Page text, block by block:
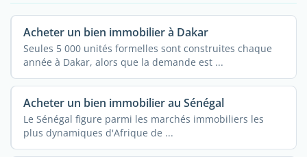
Acheter un bien immobilier à Dakar
Seules 5 000 unités formelles sont construites chaque
année à Dakar, alors que la demande est ...
Acheter un bien immobilier au Sénégal
Le Sénégal figure parmi les marchés immobiliers les
plus dynamiques d'Afrique de ...